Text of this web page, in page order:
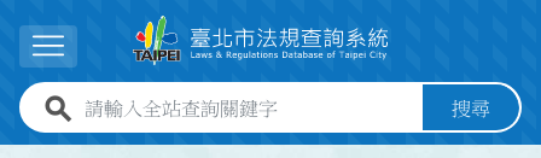
展開選單
全站查詢關鍵字欄位 搜尋